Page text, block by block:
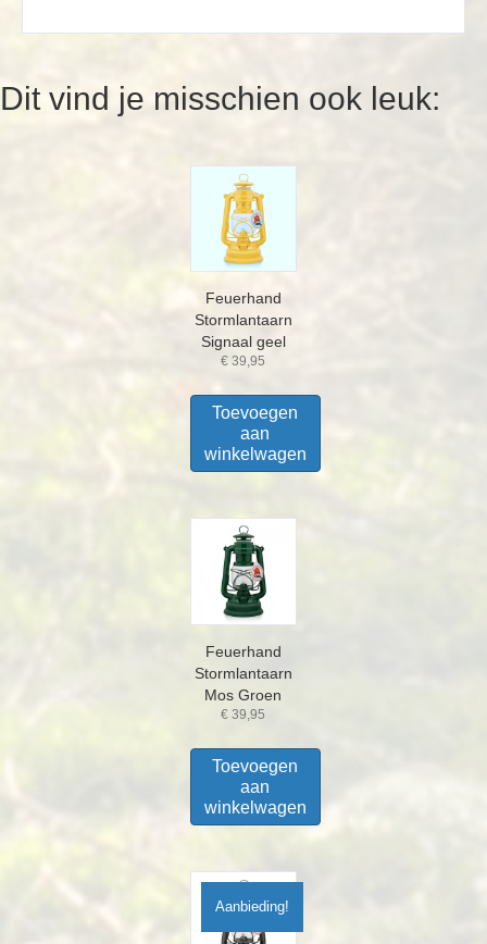
Dit vind je misschien ook leuk:
Feuerhand
Stormlantaarn
Signaal geel
€ 39,95
Toevoegen
aan
winkelwagen
Feuerhand
Stormlantaarn
Mos Groen
€ 39,95
Toevoegen
aan
winkelwagen
Aanbieding!